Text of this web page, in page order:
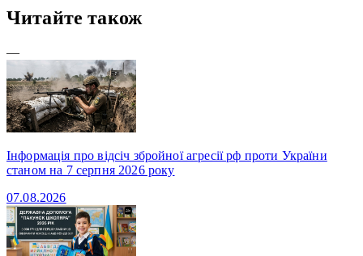
Читайте також
—
Інформація про відсіч збройної агресії рф проти України
станом на 7 серпня 2026 року
07.08.2026